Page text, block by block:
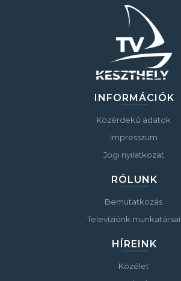
INFORMÁCIÓK
Közérdekű adatok
Impresszum
Jogi nyilatkozat
RÓLUNK
Bemutatkozás
Televíziónk munkatársai
HÍREINK
Közélet